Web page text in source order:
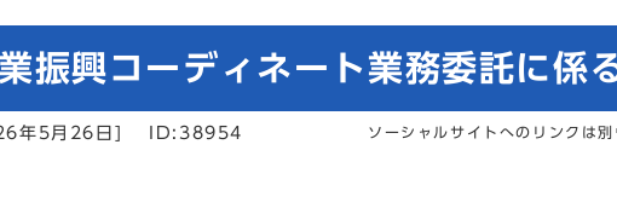
振興コーディネート業務委託に係
年5月26日] ID:38954 ソーシャルサイトへのリンクは